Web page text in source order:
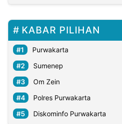
KABAR PILIHAN
Purwakarta
Sumenep
Om Zein
Polres Purwakarta
Diskominfo Purwakarta